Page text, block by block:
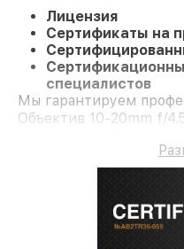
Лицензия
Сертификаты на
специалистов
Мы гарантируем
Объектив 10-20mm f/